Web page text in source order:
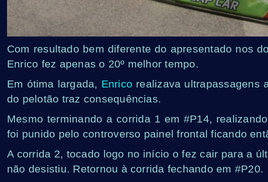
Com resultado bem diferente do apresentado nos
Enrico fez apenas o 20º melhor tempo.
Em ótima largada, Enrico realizava ultrapassagens
do pelotão traz consequências.
Mesmo terminando a corrida 1 em #P14,
foi punido pelo controverso painel frontal ficando
A corrida 2, tocado logo no início o fez cair para a
não desistiu. Retornou à corrida fechando em #P20.